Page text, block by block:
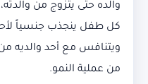
والده حتى يتزوج من
كل طفل ينجذب جنسياً
ويتنافس مع أحد
من عملية النمو.